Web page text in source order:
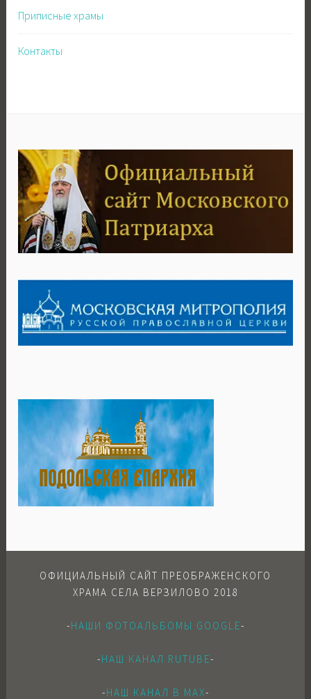
Приписные храмы
Контакты
ОФИЦИАЛЬНЫЙ САЙТ ПРЕОБРАЖЕНСКОГО
ХРАМА СЕЛА ВЕРЗИЛОВО 2018
-НАШИ ФОТОАЛЬБОМЫ GOOGLE-
-НАШ КАНАЛ RUTUBE-
-НАШ КАНАЛ В МАХ-